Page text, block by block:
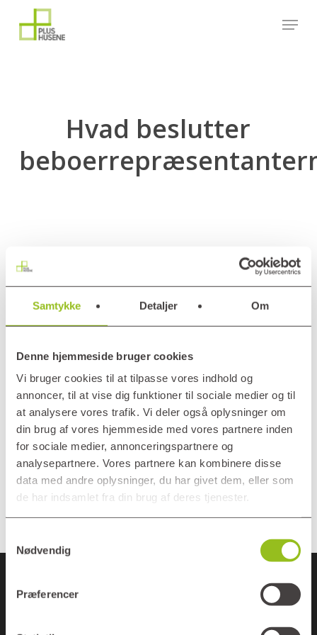
Samtykke Detaljer Om
Denne hjemmeside bruger cookies
Vi bruger cookies til at tilpasse vores indhold og
annoncer, til at vise dig funktioner til sociale medier og til
at analysere vores trafik. Vi deler også oplysninger om
din brug af vores hjemmeside med vores partnere inden
for sociale medier, annonceringspartnere og
analysepartnere. Vores partnere kan kombinere disse
data med andre oplysninger, du har givet dem, eller som
de har indsamlet fra din brug af deres tjenester.
Nødvendig
Præferencer
Menu
Hvad beslutter
A
beboerrepræsentanterne?
Vi har i Plushusene udarbejdet en
beboerrepræsentationen tager
udgangspunkt i.
Beboerrepræsentationen og
Plushusene løser sammen eventuelle
udfordringer og arbejder løbende på
at optimere rammerne for
fællesskabet.